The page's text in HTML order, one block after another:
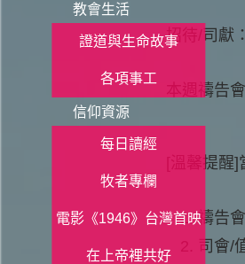
教會生活
證道與生命故事
各項事工
信仰資源
每日讀經
牧者專欄
電影《1946》台灣首映
在上帝裡共好
招待/司獻
本週禱告
[溫馨提醒]
禱告
司會/